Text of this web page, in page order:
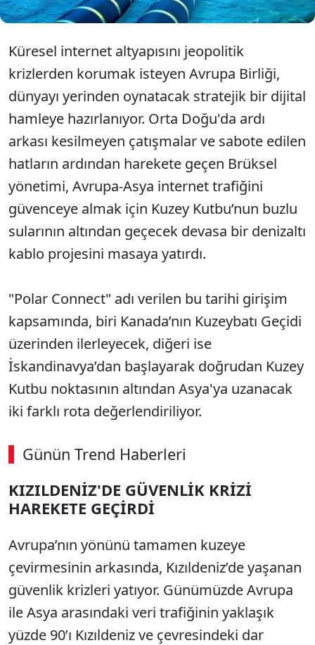
Küresel internet altyapısını jeopolitik
krizlerden korumak isteyen Avrupa Birliği,
dünyayı yerinden oynatacak stratejik bir dijital
hamleye hazırlanıyor. Orta Doğu'da ardı
arkası kesilmeyen çatışmalar ve sabote edilen
hatların ardından harekete geçen Brüksel
yönetimi, Avrupa-Asya internet trafiğini
güvenceye almak için Kuzey Kutbu’nun buzlu
sularının altından geçecek devasa bir denizaltı
kablo projesini masaya yatırdı.
"Polar Connect" adı verilen bu tarihi girişim
kapsamında, biri Kanada’nın Kuzeybatı Geçidi
üzerinden ilerleyecek, diğeri ise
İskandinavya’dan başlayarak doğrudan Kuzey
Kutbu noktasının altından Asya'ya uzanacak
iki farklı rota değerlendiriliyor.
Günün Trend Haberleri
KIZILDENİZ'DE GÜVENLİK KRİZİ
HAREKETE GEÇİRDİ
Avrupa’nın yönünü tamamen kuzeye
çevirmesinin arkasında, Kızıldeniz’de yaşanan
güvenlik krizleri yatıyor. Günümüzde Avrupa
ile Asya arasındaki veri trafiğinin yaklaşık
yüzde 90’ı Kızıldeniz ve çevresindeki dar